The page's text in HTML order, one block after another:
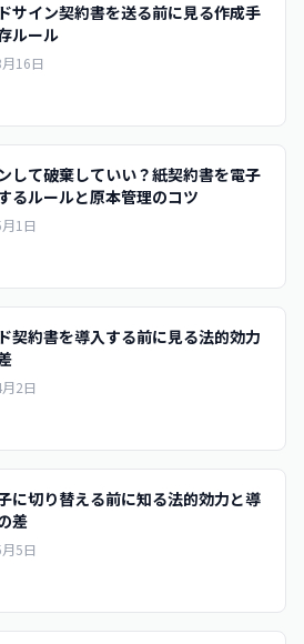
サイン契約書を送る前に見る作成手
ルール
16日
して破棄していい？紙契約書を電子
るルールと原本管理のコツ
1日
契約書を導入する前に見る法的効力
2日
に切り替える前に知る法的効力と導
差
5日